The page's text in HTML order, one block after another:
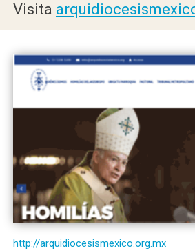
Visita
http://arquidiocesismexico.org.mx